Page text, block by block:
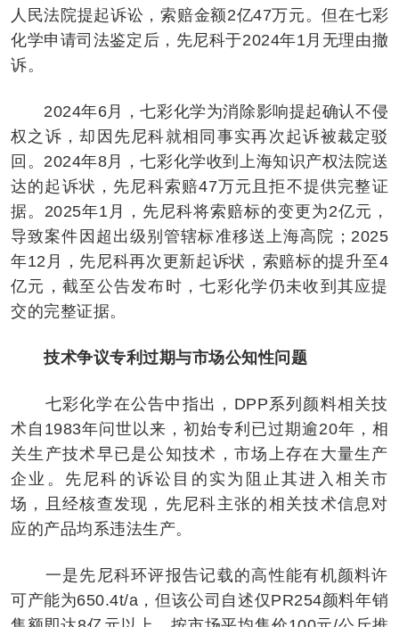
人民法院提起诉讼，索赔金额2亿47万元。但在七彩
化学申请司法鉴定后，先尼科于2024年1月无理由撤
诉。
2024年6月，七彩化学为消除影响提起确认不侵
权之诉，却因先尼科就相同事实再次起诉被裁定驳
回。2024年8月，七彩化学收到上海知识产权法院送
达的起诉状，先尼科索赔47万元且拒不提供完整证
据。2025年1月，先尼科将索赔标的变更为2亿元，
导致案件因超出级别管辖标准移送上海高院；2025
年12月，先尼科再次更新起诉状，索赔标的提升至4
亿元，截至公告发布时，七彩化学仍未收到其应提
交的完整证据。
技术争议专利过期与市场公知性问题
七彩化学在公告中指出，DPP系列颜料相关技
术自1983年问世以来，初始专利已过期逾20年，相
关生产技术早已是公知技术，市场上存在大量生产
企业。先尼科的诉讼目的实为阻止其进入相关市
场，且经核查发现，先尼科主张的相关技术信息对
应的产品均系违法生产。
一是先尼科环评报告记载的高性能有机颜料许
可产能为650.4t/a，但该公司自述仅PR254颜料年销